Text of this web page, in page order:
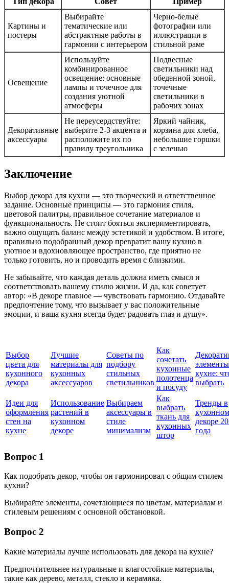
Картины и
постеры
Выбирайте
тематические или
абстрактные работы в
гармонии с интерьером
Черно-белые
фотографии или
иллюстрации в
стильной раме
Освещение
Используйте
комбинированное
освещение: основные
лампы и точечное для
создания уютной
атмосферы
Подвесные
светильники над
обеденной зоной,
точечные
светильники в
рабочих зонах
Декоративные
аксессуары
Не переусердствуйте:
выберите 2-3 акцента и
расположите их по
правилу треугольника
Яркий чайник,
корзина для хлеба,
небольшие горшки
с зеленью
Заключение
Выбор декора для кухни — это творческий и ответственное
задание. Основные принципы — это гармония стиля,
цветовой палитры, правильное сочетание материалов и
функциональность. Не стоит бояться экспериментировать,
важно ощущать баланс между эстетикой и удобством. В итоге,
правильно подобранный декор превратит вашу кухню в
уютное и вдохновляющее пространство, где приятно не
только готовить, но и проводить время с близкими.
Не забывайте, что каждая деталь должна иметь смысл и
соответствовать вашему стилю жизни. И да, как советует
автор: «В декоре главное — чувствовать гармонию. Отдавайте
предпочтение тому, что вызывает у вас положительные
эмоции, и ваша кухня всегда будет радовать глаз и душу».
Выбор
цвета для
кухонного
декора
Лучшие
материалы для
кухонных
аксессуаров
Советы по
подбору
стильных
светильников
Как
сочетать
кухонные
полотенца
и посуду
кухне:
выбрать
Идеи для
оформления
стен на
кухне
Использование
растений в
кухонном
декоре
Выбираем
аксессуары в
стиле
минимализм
Как
выбрать
ткань для
кухонных
штор
Тренды в
кухонном
декоре
года
Вопрос 1
Как подобрать декор, чтобы он гармонировал с общим стилем
кухни?
Выбирайте элементы, сочетающиеся по цветам, материалам и
стилевым решениям с основной обстановкой.
Вопрос 2
Какие материалы лучше использовать для декора на кухне?
Предпочтительнее натуральные и влагостойкие материалы,
такие как дерево, металл, стекло и керамика.